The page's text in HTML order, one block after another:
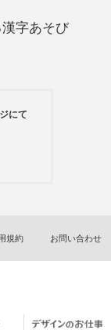
字あそび
にて
規約 お問い合わせ